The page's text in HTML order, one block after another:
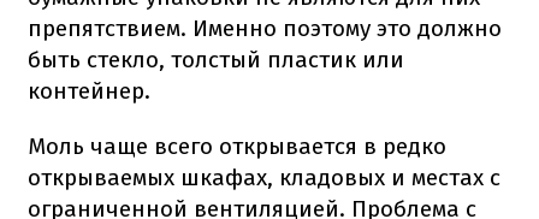
препятствием. Именно поэтому это должно
быть стекло, толстый пластик или
контейнер.
Моль чаще всего открывается в редко
открываемых шкафах, кладовых и местах с
ограниченной вентиляцией. Проблема с